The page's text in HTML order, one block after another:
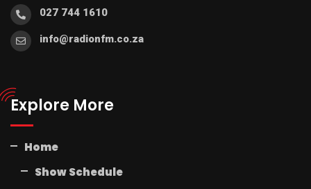
027 744 1610
info@radionfm.co.za
Explore More
Home
Show Schedule